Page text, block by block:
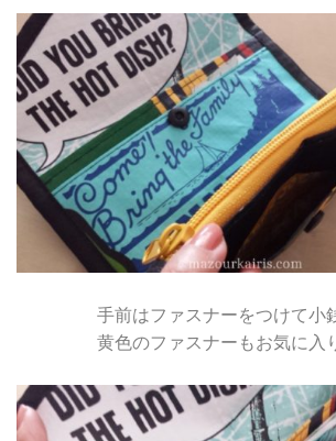
手前はファスナーをつけて小
黄色のファスナーもお気に入